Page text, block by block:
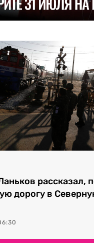
рассказал,
дорогу в